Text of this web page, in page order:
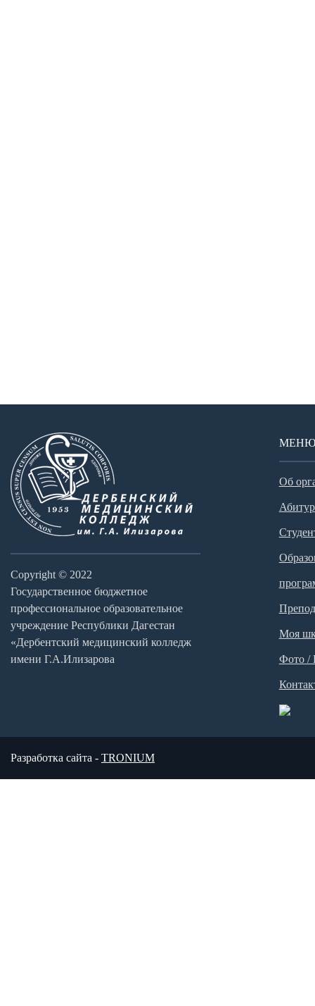
Copyright © 2022
Государственное бюджетное
профессиональное образовательное
учреждение Республики Дагестан
«Дербентский медицинский колледж
имени Г.А.Илизарова
МЕНЮ
Об
Моя
Фото /
Разработка сайта - TRONIUM